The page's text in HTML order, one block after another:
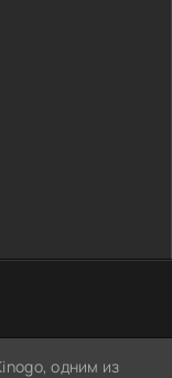
одним из